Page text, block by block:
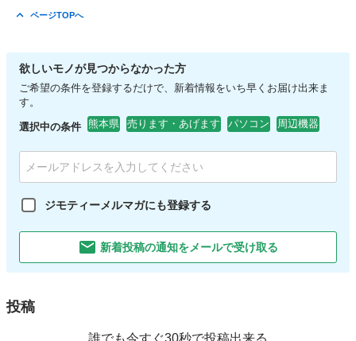
ページTOPへ
欲しいモノが見つからなかった方
ご希望の条件を登録するだけで、新着情報をいち早くお届け出来ま
す。
選択中の条件 熊本県 売ります・あげます パソコン 周辺機器
ジモティーメルマガにも登録する
新着投稿の通知をメールで受け取る
投稿
誰でも今すぐ30秒で投稿出来る